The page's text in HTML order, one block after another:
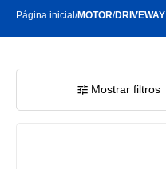
Página inicial/MOTOR/DRIVEWAY
Mostrar filtros